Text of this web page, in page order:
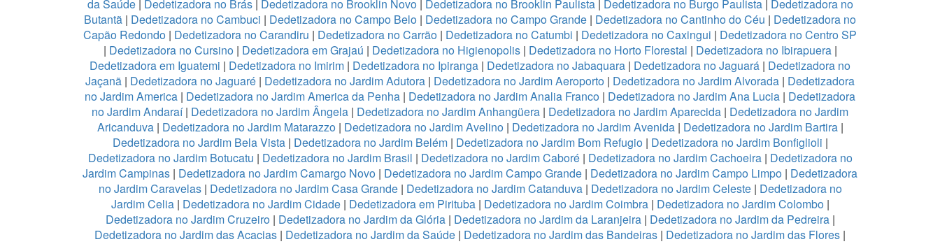
da Saúde| Dedetizadora no Brás| Dedetizadora no Brooklin Novo| Dedetizadora no Brooklin Paulista| Dedetizadora no Burgo Paulista| Dedetizadora no
Butantã | Dedetizadora no Cambuci | Dedetizadora no Campo Belo | Dedetizadora no Campo Grande | Dedetizadora no Cantinho do Céu | Dedetizadora no
Capão Redondo | Dedetizadora no Carandiru | Dedetizadora no Carrão | Dedetizadora no Catumbi | Dedetizadora no Caxingui | Dedetizadora no Centro SP
| Dedetizadora no Cursino| Dedetizadora em Grajaú | Dedetizadora no Higienopolis| Dedetizadora no Horto Florestal | Dedetizadora no Ibirapuera|
Dedetizadora em Iguatemi | Dedetizadora no Imirim | Dedetizadora no Ipiranga | Dedetizadora no Jabaquara | Dedetizadora no Jaguará | Dedetizadora no
Jaçanã | Dedetizadora no Jaguaré | Dedetizadora no Jardim Adutora | Dedetizadora no Jardim Aeroporto | Dedetizadora no Jardim Alvorada | Dedetizadora
no Jardim America | Dedetizadora no Jardim America da Penha | Dedetizadora no Jardim Analia Franco | Dedetizadora no Jardim Ana Lucia | Dedetizadora
no Jardim Andaraí| Dedetizadora no Jardim Ângela | Dedetizadora no Jardim Anhangüera | Dedetizadora no Jardim Aparecida | Dedetizadora no Jardim
Aricanduva| Dedetizadora no Jardim Matarazzo| Dedetizadora no Jardim Avelino| Dedetizadora no Jardim Avenida| Dedetizadora no Jardim Bartira|
Dedetizadora no Jardim Bela Vista| Dedetizadora no Jardim Belém| Dedetizadora no Jardim Bom Refugio| Dedetizadora no Jardim Bonfiglioli |
Dedetizadora no Jardim Botucatu | Dedetizadora no Jardim Brasil | Dedetizadora no Jardim Caboré| Dedetizadora no Jardim Cachoeira| Dedetizadora no
Jardim Campinas | Dedetizadora no Jardim Camargo Novo | Dedetizadora no Jardim Campo Grande | Dedetizadora no Jardim Campo Limpo | Dedetizadora
no Jardim Caravelas| Dedetizadora no Jardim Casa Grande| Dedetizadora no Jardim Catanduva| Dedetizadora no Jardim Celeste| Dedetizadora no
Jardim Celia| Dedetizadora no Jardim Cidade| Dedetizadora em Pirituba| Dedetizadora no Jardim Coimbra| Dedetizadora no Jardim Colombo|
Dedetizadora no Jardim Cruzeiro| Dedetizadora no Jardim da Glória| Dedetizadora no Jardim da Laranjeira| Dedetizadora no Jardim da Pedreira|
Dedetizadora no Jardim das Acacias | Dedetizadora no Jardim da Saúde | Dedetizadora no Jardim das Bandeiras | Dedetizadora no Jardim das Flores |